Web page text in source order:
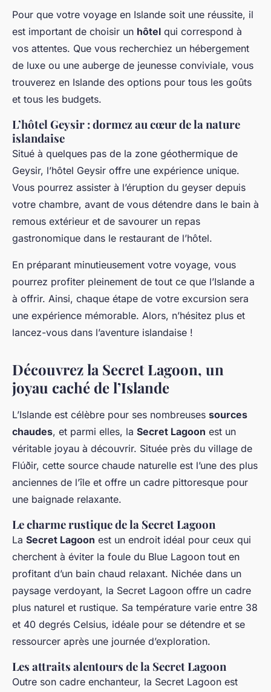
Pour que votre voyage en Islande soit une réussite, il
est important de choisir un hôtel qui correspond à
vos attentes. Que vous recherchiez un hébergement
de luxe ou une auberge de jeunesse conviviale, vous
trouverez en Islande des options pour tous les goûts
et tous les budgets.
L’hôtel Geysir : dormez au cœur de la nature
islandaise
Situé à quelques pas de la zone géothermique de
Geysir, l’hôtel Geysir offre une expérience unique.
Vous pourrez assister à l’éruption du geyser depuis
votre chambre, avant de vous détendre dans le bain à
remous extérieur et de savourer un repas
gastronomique dans le restaurant de l’hôtel.
En préparant minutieusement votre voyage, vous
pourrez profiter pleinement de tout ce que l’Islande a
à offrir. Ainsi, chaque étape de votre excursion sera
une expérience mémorable. Alors, n’hésitez plus et
lancez-vous dans l’aventure islandaise !
Découvrez la Secret Lagoon, un
joyau caché de l’Islande
L’Islande est célèbre pour ses nombreuses sources
chaudes, et parmi elles, la Secret Lagoon est un
véritable joyau à découvrir. Située près du village de
Flúðir, cette source chaude naturelle est l’une des plus
anciennes de l’île et offre un cadre pittoresque pour
une baignade relaxante.
Le charme rustique de la Secret Lagoon
La Secret Lagoon est un endroit idéal pour ceux qui
cherchent à éviter la foule du Blue Lagoon tout en
profitant d’un bain chaud relaxant. Nichée dans un
paysage verdoyant, la Secret Lagoon offre un cadre
plus naturel et rustique. Sa température varie entre 38
et 40 degrés Celsius, idéale pour se détendre et se
ressourcer après une journée d’exploration.
Les attraits alentours de la Secret Lagoon
Outre son cadre enchanteur, la Secret Lagoon est